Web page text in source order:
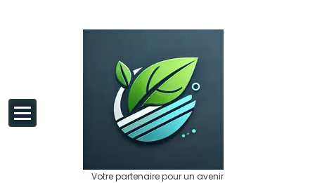
Votre partenaire pour un avenir